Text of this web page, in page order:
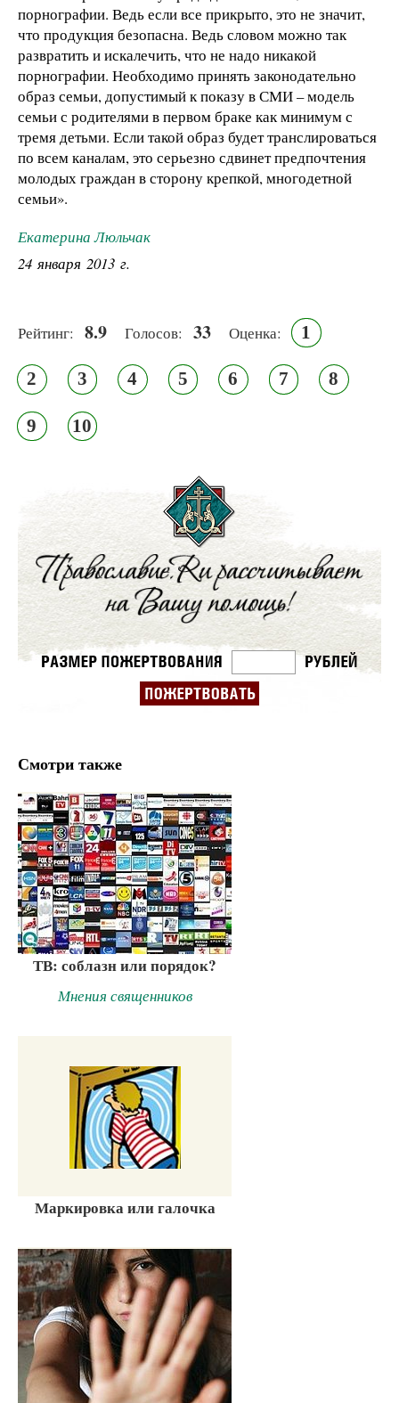
порнографии. Ведь если все прикрыто, это не значит,
что продукция безопасна. Ведь словом можно так
развратить и искалечить, что не надо никакой
порнографии. Необходимо принять законодательно
образ семьи, допустимый к показу в СМИ – модель
семьи с родителями в первом браке как минимум с
тремя детьми. Если такой образ будет транслироваться
по всем каналам, это серьезно сдвинет предпочтения
молодых граждан в сторону крепкой, многодетной
семьи».
Екатерина Люльчак
24 января 2013 г.
Рейтинг: 8.9 Голосов: 33 Оценка: 1
2 3 4 5 6 7 8
9 10
Смотри также
ТВ: соблазн или порядок?
Мнения священников
Маркировка или галочка